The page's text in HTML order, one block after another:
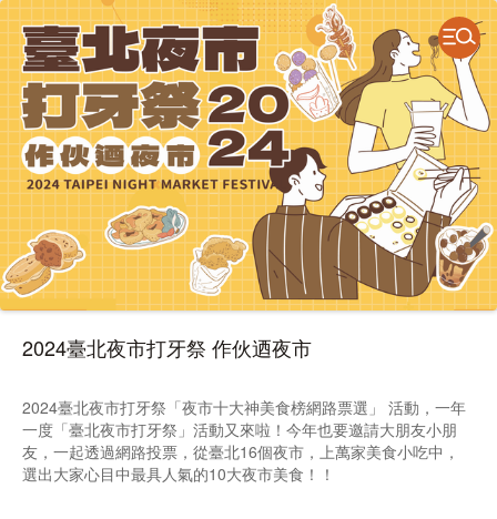
2024臺北夜市打牙祭 作伙迺夜市
2024臺北夜市打牙祭「夜市十大神美食榜網路票選」 活動，一年
一度「臺北夜市打牙祭」活動又來啦！今年也要邀請大朋友小朋
友，一起透過網路投票，從臺北16個夜市，上萬家美食小吃中，
選出大家心目中最具人氣的10大夜市美食！！